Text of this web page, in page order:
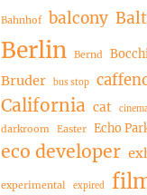
Bahnhof balcony
Berlin Bernd
Bruder bus stop
California cat
darkroom Easter Echo
eco developer
experimental expired